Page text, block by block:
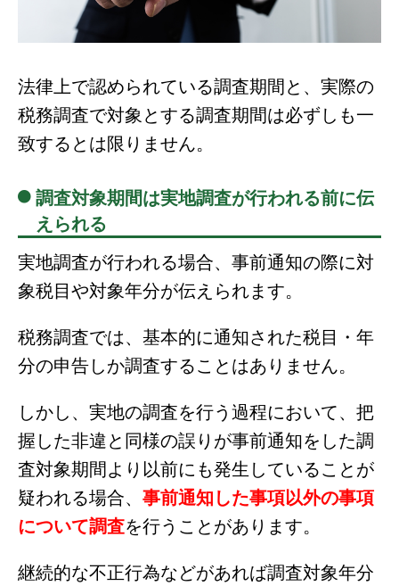
法律上で認められている調査期間と、実際の
税務調査で対象とする調査期間は必ずしも一
致するとは限りません。
調査対象期間は実地調査が行われる前に伝
えられる
実地調査が行われる場合、事前通知の際に対
象税目や対象年分が伝えられます。
税務調査では、基本的に通知された税目・年
分の申告しか調査することはありません。
しかし、実地の調査を行う過程において、把
握した非違と同様の誤りが事前通知をした調
査対象期間より以前にも発生していることが
疑われる場合、 事前通知した事項以外の事項
について調査を行うことがあります。
継続的な不正行為などがあれば調査対象年分